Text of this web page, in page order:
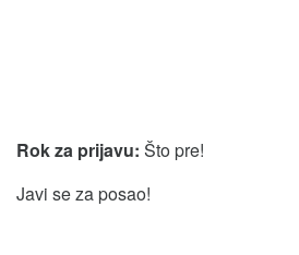
Rok za prijavu: Što pre!
Javi se za posao!